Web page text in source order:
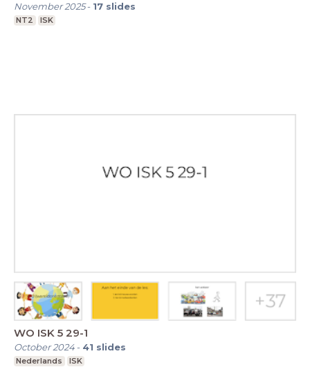
November 2025- 17 slides
NT2 ISK
WO ISK 5 29-1
October 2024- 41 slides
Nederlands ISK